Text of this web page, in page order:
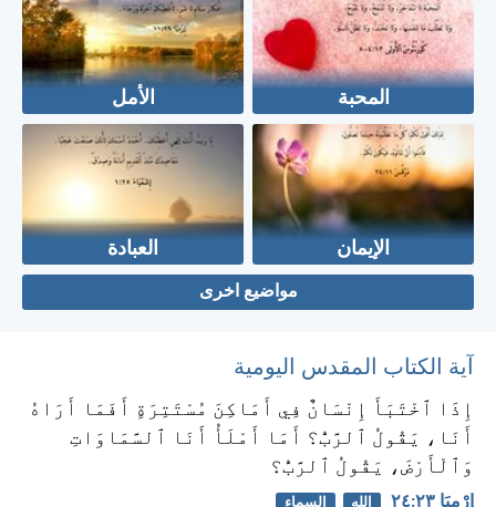
المحبة الأمل
الإيمان العبادة
مواضيع اخرى
آية الكتاب المقدس اليومية
إِذَا ٱخْتَبَأَ إِنْسَانٌ فِي أَمَاكِنَ مُسْتَتِرَةٍ أَفَمَا أَرَاهُ
أَنَا، يَقُولُ ٱلرَّبُّ؟ أَمَا أَمْلَأُ أَنَا ٱلسَّمَاوَاتِ
وَٱلْأَرْضَ، يَقُولُ ٱلرَّبُّ؟
إِرْمِيَا ٢٣:‏٢٤ الله السماء